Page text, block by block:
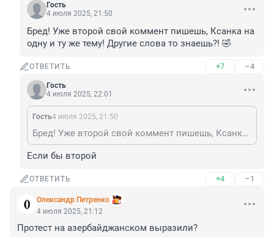
Гость
4 июля 2025, 21:50
Бред! Уже второй свой коммент пишешь, Ксанка на
одну и ту же тему! Другие слова то знаешь?! 🤣
ОТВЕТИТЬ +7 –4
Гость
4 июля 2025, 22:01
Гость4 июля 2025, 21:50
Бред! Уже второй свой коммент пишешь, Ксанка на одну и ту же тему! Другие слова то знаешь?! 🤣
Если бы второй
ОТВЕТИТЬ +4 –1
Олександр Петренко
4 июля 2025, 21:12
Протест на азербайджанском выразили?